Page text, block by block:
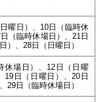
曜日）、10日（臨時休
（臨時休場日）、21日
）、28日（日曜日）
休場日）、12日（日曜
19日（日曜日）、20日
29日（臨時休場日）